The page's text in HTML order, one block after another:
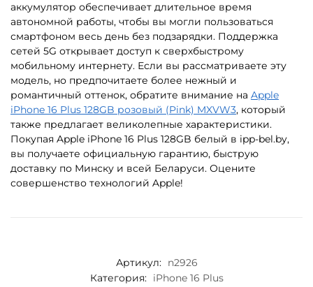
аккумулятор обеспечивает длительное время
автономной работы, чтобы вы могли пользоваться
смартфоном весь день без подзарядки. Поддержка
сетей 5G открывает доступ к сверхбыстрому
мобильному интернету. Если вы рассматриваете эту
модель, но предпочитаете более нежный и
романтичный оттенок, обратите внимание на Apple
iPhone 16 Plus 128GB розовый (Pink) MXVW3, который
также предлагает великолепные характеристики.
Покупая Apple iPhone 16 Plus 128GB белый в ipp-bel.by,
вы получаете официальную гарантию, быструю
доставку по Минску и всей Беларуси. Оцените
совершенство технологий Apple!
Артикул: n2926
Категория: iPhone 16 Plus